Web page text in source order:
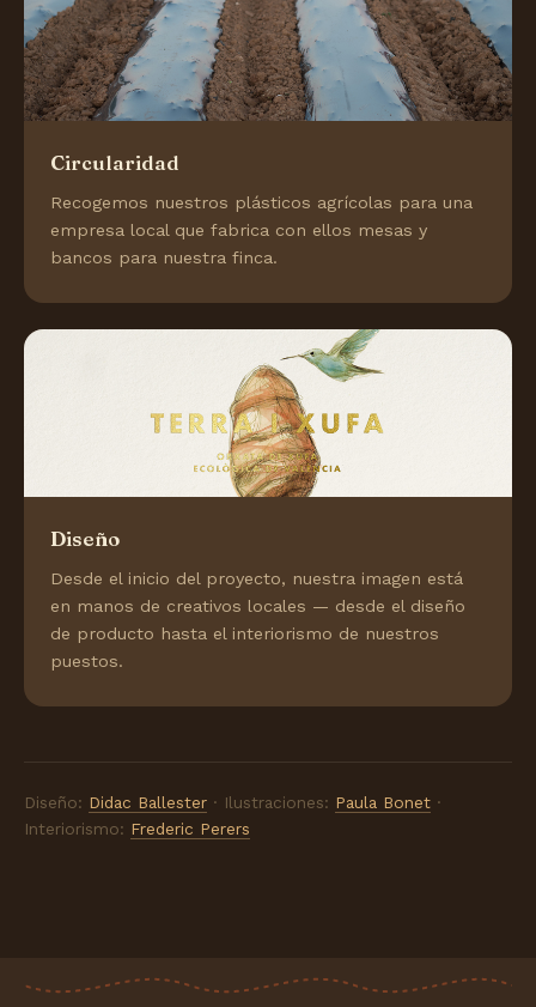
Circularidad
Recogemos nuestros plásticos agrícolas para una
empresa local que fabrica con ellos mesas y
bancos para nuestra finca.
Diseño
Desde el inicio del proyecto, nuestra imagen está
en manos de creativos locales — desde el diseño
de producto hasta el interiorismo de nuestros
puestos.
Diseño: Didac Ballester · Ilustraciones: Paula Bonet ·
Interiorismo: Frederic Perers